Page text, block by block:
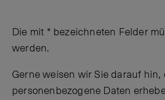
Die mit * bezeichneten Felder
werden.
Gerne weisen wir Sie darauf
personenbezogene Daten